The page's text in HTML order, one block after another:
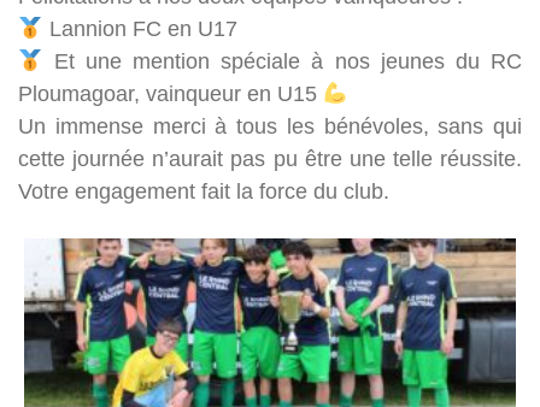
Lannion FC en U17
Et une mention spéciale à nos jeunes du RC
Ploumagoar, vainqueur en U15
Un immense merci à tous les bénévoles, sans qui
cette journée n’aurait pas pu être une telle réussite.
Votre engagement fait la force du club.